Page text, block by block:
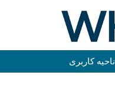
ناحیه کاربری